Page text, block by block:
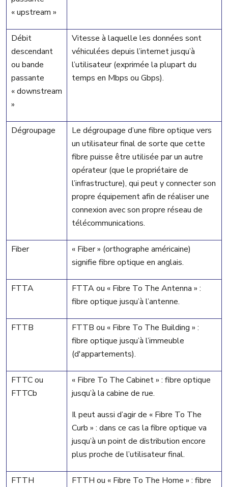
« upstream »
Débit
descendant
ou bande
passante
« downstream
»
Vitesse à laquelle les données sont
véhiculées depuis l’internet jusqu’à
l’utilisateur (exprimée la plupart du
temps en Mbps ou Gbps).
Dégroupage
Le dégroupage d’une fibre optique vers
un utilisateur final de sorte que cette
fibre puisse être utilisée par un autre
opérateur (que le propriétaire de
l’infrastructure), qui peut y connecter son
propre équipement afin de réaliser une
connexion avec son propre réseau de
télécommunications.
Fiber
« Fiber » (orthographe américaine)
signifie fibre optique en anglais.
FTTA
FTTA ou « Fibre To The Antenna » :
fibre optique jusqu’à l’antenne.
FTTB
FTTB ou « Fibre To The Building » :
fibre optique jusqu’à l’immeuble
(d'appartements).
FTTC ou
FTTCb
« Fibre To The Cabinet » : fibre optique
jusqu’à la cabine de rue.
Il peut aussi d’agir de « Fibre To The
Curb » : dans ce cas la fibre optique va
jusqu’à un point de distribution encore
plus proche de l’utilisateur final.
FTTH
FTTH ou « Fibre To The Home » : fibre